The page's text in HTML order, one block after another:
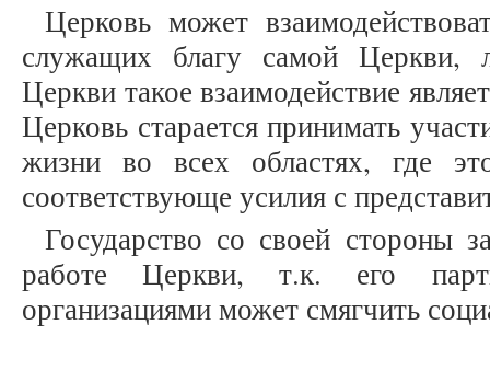
Церковь может
служащих благу самой Церкви,
Церкви такое взаимодействие
Церковь старается принимать
жизни во всех областях, где
соответствующе усилия с
Государство со своей стороны
работе Церкви, т.к. его
организациями может смягчить